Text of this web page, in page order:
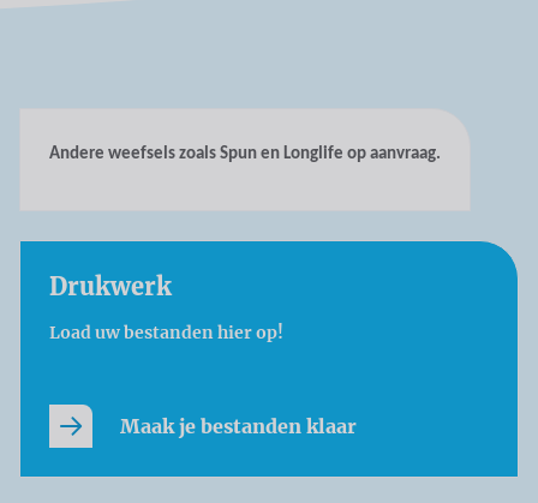
Andere weefsels zoals Spun en Longlife op aanvraag.
Drukwerk
Load uw bestanden hier op!
Maak je bestanden klaar